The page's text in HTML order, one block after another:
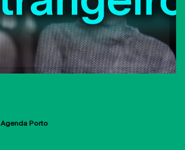
Agenda Porto